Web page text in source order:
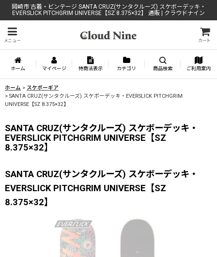
岡崎市 古着・ビンテージ SANTA CRUZ(サンタクルーズ) スケボーデッキ・
EVERSLICK PITCHGRIM UNIVERSE【SZ 8.375×32】 通販 | クラウドナイン
メニュー カート
ホーム マイページ 特商法表示 カテゴリ 商品検索 ご利用案内
ホーム > スケボーギア
> SANTA CRUZ(サンタクルーズ) スケボーデッキ・EVERSLICK PITCHGRIM
UNIVERSE【SZ 8.375×32】
SANTA CRUZ(サンタクルーズ) スケボーデッキ・
EVERSLICK PITCHGRIM UNIVERSE【SZ
8.375×32】
SANTA CRUZ(サンタクルーズ) スケボーデッキ・
EVERSLICK PITCHGRIM UNIVERSE【SZ
8.375×32】